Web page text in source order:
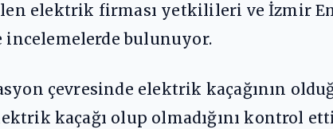
elektrik firması yetkilileri ve İzmir
bulunuyor.
çevresinde elektrik kaçağının
kaçağı olup olmadığını kontrol